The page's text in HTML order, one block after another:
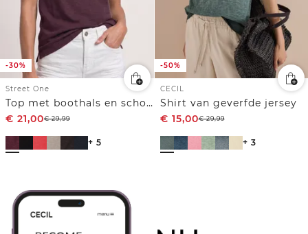
-30%
Street One
Top met boothals en schouderdetail
€ 21,00€29,99
+ 5
-50%
CECIL
Shirt van geverfde jersey
€ 15,00€29,99
+ 3